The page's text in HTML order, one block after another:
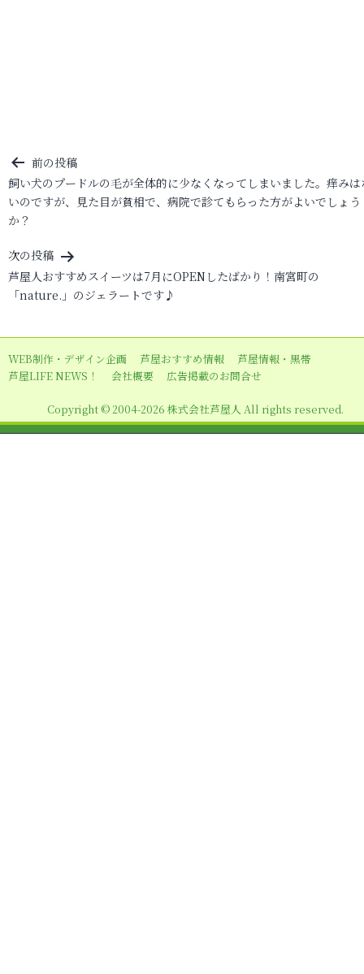
投
稿
ナ
ゲ
ー
ョ
ン
前の投稿
飼い犬のプードルの毛が全体的に少なくなってしまいました。痒みは
いのですが、見た目が貧相で、病院で診てもらった方がよいでしょう
か？
次の投稿
芦屋人おすすめスイーツは7月にOPENしたばかり！南宮町の
「nature.」のジェラートです♪
WEB制作・デザイン企画 芦屋おすすめ情報
芦屋情報・黒帯
芦屋LIFE NEWS！
会社概要 広告掲載のお問合せ
Copyright © 2004-2026 株式会社芦屋人 All rights reserved.